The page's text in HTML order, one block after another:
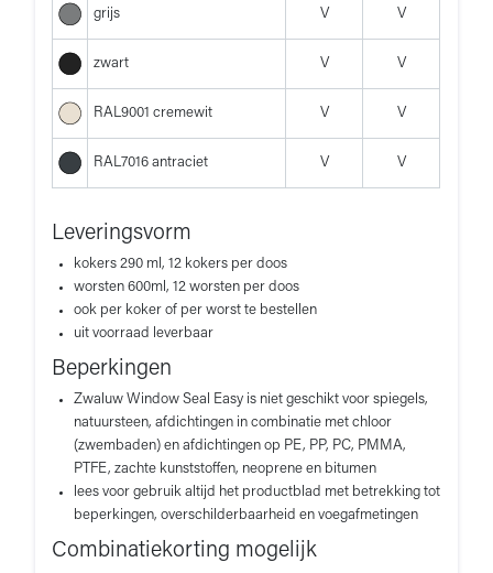
grijs V V
zwart V V
RAL9001 cremewit V V
RAL7016 antraciet V V
Leveringsvorm
kokers 290 ml, 12 kokers per doos
worsten 600ml, 12 worsten per doos
ook per koker of per worst te bestellen
uit voorraad leverbaar
Beperkingen
Zwaluw Window Seal Easy is niet geschikt voor spiegels,
natuursteen, afdichtingen in combinatie met chloor
(zwembaden) en afdichtingen op PE, PP, PC, PMMA,
PTFE, zachte kunststoffen, neoprene en bitumen
lees voor gebruik altijd het productblad met betrekking tot
beperkingen, overschilderbaarheid en voegafmetingen
Combinatiekorting mogelijk